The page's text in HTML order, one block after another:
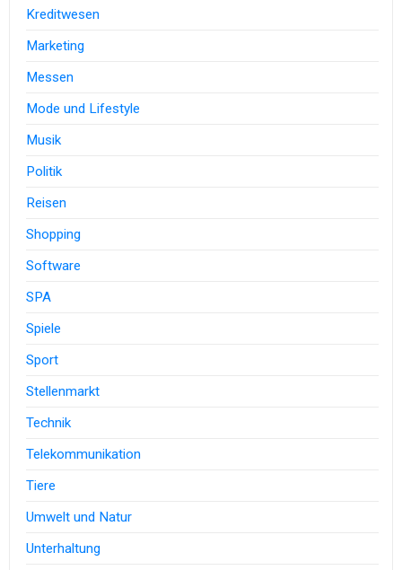
Kreditwesen
Marketing
Messen
Mode und Lifestyle
Musik
Politik
Reisen
Shopping
Software
SPA
Spiele
Sport
Stellenmarkt
Technik
Telekommunikation
Tiere
Umwelt und Natur
Unterhaltung